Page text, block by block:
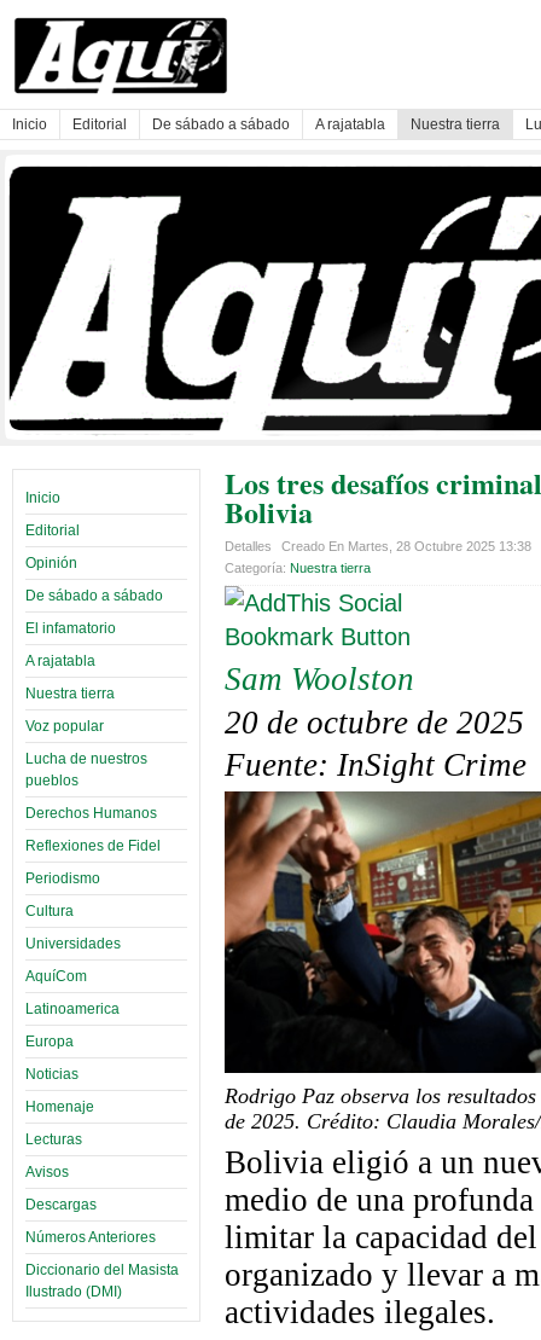
Inicio Editorial De sábado a sábado A rajatabla Nuestra tierra
Inicio
Editorial
Opinión
De sábado a sábado
El infamatorio
A rajatabla
Nuestra tierra
Voz popular
Lucha de nuestros
pueblos
Derechos Humanos
Reflexiones de Fidel
Periodismo
Cultura
Universidades
AquíCom
Latinoamerica
Europa
Noticias
Homenaje
Lecturas
Avisos
Descargas
Números Anteriores
Diccionario del Masista
Ilustrado (DMI)
Los tres desafíos
Bolivia
Detalles
Creado En Martes, 28 Octubre 2025 13:38
Categoría: Nuestra tierra
Sam Woolston
20 de octubre de 2025
Fuente: InSight Crime
Rodrigo Paz observa los
de 2025. Crédito: Claudia
Bolivia eligió a un
medio de una
limitar la capacidad
organizado y llevar a
actividades ilegales.